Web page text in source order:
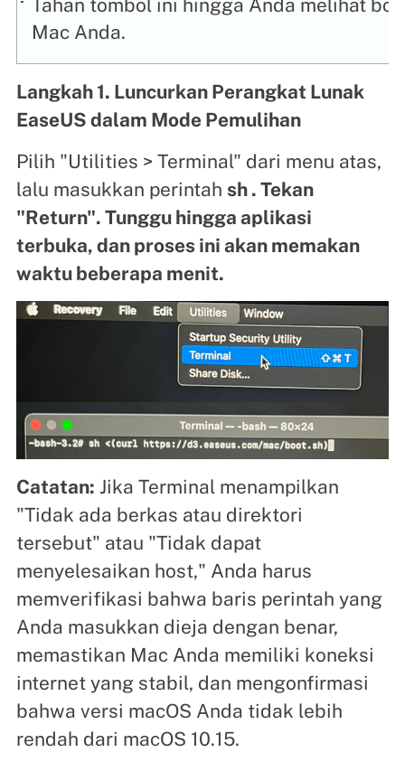
Tahan tombol ini hingga Anda melihat
Mac Anda.
Langkah 1. Luncurkan Perangkat Lunak
EaseUS dalam Mode Pemulihan
Pilih "Utilities > Terminal" dari menu atas,
lalu masukkan perintah sh . Tekan
"Return". Tunggu hingga aplikasi
terbuka, dan proses ini akan memakan
waktu beberapa menit.
Catatan: Jika Terminal menampilkan
"Tidak ada berkas atau direktori
tersebut" atau "Tidak dapat
menyelesaikan host," Anda harus
memverifikasi bahwa baris perintah yang
Anda masukkan dieja dengan benar,
memastikan Mac Anda memiliki koneksi
internet yang stabil, dan mengonfirmasi
bahwa versi macOS Anda tidak lebih
rendah dari macOS 10.15.